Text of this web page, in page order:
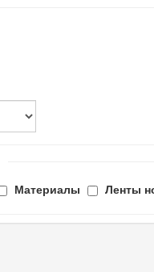
Материалы Ленты